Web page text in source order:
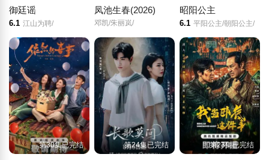
御廷谣
6.1 江山为聘/
凤池生春(2026)
邓凯/朱丽岚/
昭阳公主
6.1 平阳公主/朝阳公主/
第30集已完结 第24集已完结 第23集已完结